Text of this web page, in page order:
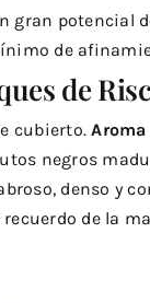
gran potencial
de
de
cubierto.Aroma
negros
denso y
de la